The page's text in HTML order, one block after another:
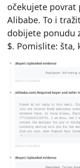
očekujete povrat
Alibabe. To i
dobijete ponudu
$. Pomislite: šta,